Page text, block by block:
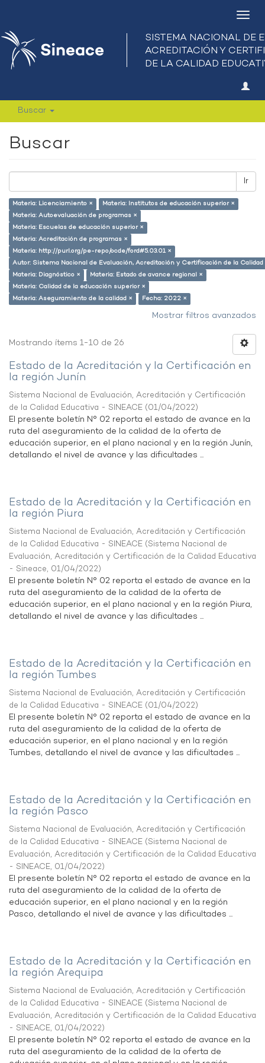
Buscar
Buscar
Ir
Materia: Licenciamiento ×
Materia: Institutos de educación superior ×
Materia: Autoevaluación de programas ×
Materia: Escuelas de educación superior ×
Materia: Acreditación de programas ×
Materia: http://purl.org/pe-repo/ocde/ford#5.03.01 ×
Autor: Sistema Nacional de Evaluación, Acreditación y Certificación de la
Materia: Diagnóstico ×
Materia: Estado de avance regional ×
Materia: Calidad de la educación superior ×
Materia: Aseguramiento de la calidad ×
Fecha: 2022 ×
Mostrar filtros avanzados
Mostrando ítems 1-10 de 26
Estado de la Acreditación y la Certificación en
la región Junín
Sistema Nacional de Evaluación, Acreditación y Certificación
de la Calidad Educativa - SINEACE (01/04/2022)
El presente boletín N° 02 reporta el estado de avance en la
ruta del aseguramiento de la calidad de la oferta de
educación superior, en el plano nacional y en la región Junín,
detallando el nivel de avance y las dificultades ...
Estado de la Acreditación y la Certificación en
la región Piura
Sistema Nacional de Evaluación, Acreditación y Certificación
de la Calidad Educativa - SINEACE (Sistema Nacional de
Evaluación, Acreditación y Certificación de la Calidad Educativa
- Sineace, 01/04/2022)
El presente boletín N° 02 reporta el estado de avance en la
ruta del aseguramiento de la calidad de la oferta de
educación superior, en el plano nacional y en la región Piura,
detallando el nivel de avance y las dificultades ...
Estado de la Acreditación y la Certificación en
la región Tumbes
Sistema Nacional de Evaluación, Acreditación y Certificación
de la Calidad Educativa - SINEACE (01/04/2022)
El presente boletín N° 02 reporta el estado de avance en la
ruta del aseguramiento de la calidad de la oferta de
educación superior, en el plano nacional y en la región
Tumbes, detallando el nivel de avance y las dificultades ...
Estado de la Acreditación y la Certificación en
la región Pasco
Sistema Nacional de Evaluación, Acreditación y Certificación
de la Calidad Educativa - SINEACE (Sistema Nacional de
Evaluación, Acreditación y Certificación de la Calidad Educativa
- SINEACE, 01/04/2022)
El presente boletín N° 02 reporta el estado de avance en la
ruta del aseguramiento de la calidad de la oferta de
educación superior, en el plano nacional y en la región
Pasco, detallando el nivel de avance y las dificultades ...
Estado de la Acreditación y la Certificación en
la región Arequipa
Sistema Nacional de Evaluación, Acreditación y Certificación
de la Calidad Educativa - SINEACE (Sistema Nacional de
Evaluación, Acreditación y Certificación de la Calidad Educativa
- SINEACE, 01/04/2022)
El presente boletín N° 02 reporta el estado de avance en la
ruta del aseguramiento de la calidad de la oferta de